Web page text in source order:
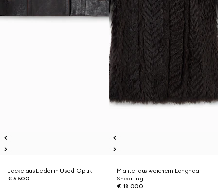
Jacke aus Leder in Used-Optik
€ 5.500
Mantel aus weichem Langhaar-
Shearling
€ 18.000